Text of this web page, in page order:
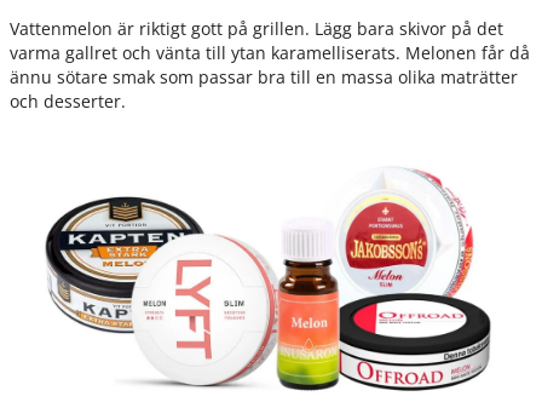
Vattenmelon är riktigt gott på grillen. Lägg bara skivor på det
varma gallret och vänta till ytan karamelliserats. Melonen får då
ännu sötare smak som passar bra till en massa olika maträtter
och desserter.